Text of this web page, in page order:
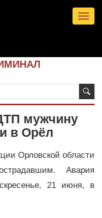
мужчину
в Орёл
Орловской области
Авария
21 июня, в